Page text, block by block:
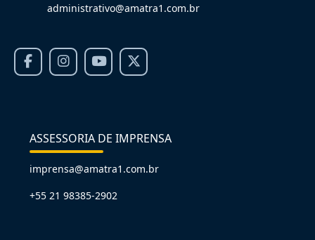
administrativo@amatra1.com.br
ASSESSORIA DE IMPRENSA
imprensa@amatra1.com.br
+55 21 98385-2902